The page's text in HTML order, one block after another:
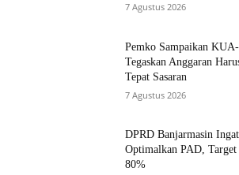
7 Agustus 2026
Pemko Sampaikan
Tegaskan Anggaran
Tepat Sasaran
7 Agustus 2026
DPRD Banjarmasin
Optimalkan PAD,
80%